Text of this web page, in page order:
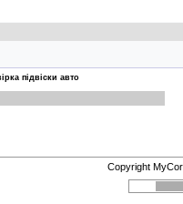
підвіски авто
Copyright